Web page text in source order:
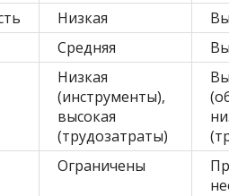
Низкая
Средняя
Низкая
(инструменты),
высокая
(трудозатраты)
Ограничены